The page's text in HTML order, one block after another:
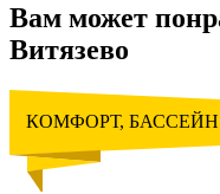
Вам может
Витязево
КОМФОРТ,